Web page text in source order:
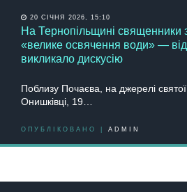
20 СІЧНЯ 2026, 15:10
На Тернопільщині священники
«велике освячення води» —
викликало дискусію
Поблизу Почаєва, на джерелі
Онишківці, 19…
ОПУБЛІКОВАНО | ADMIN